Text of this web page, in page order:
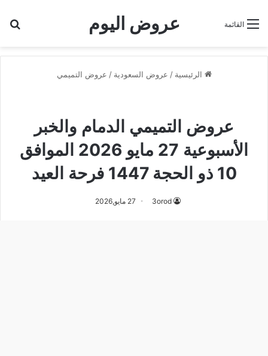
عروض اليوم القائمة
الرئيسية / عروض السعودية / عروض التميمي
عروض التميمي الدمام والخبر
الأسبوعية 27 مايو 2026 الموافق
10 ذو الحجة 1447 فرحة العيد
3orod 27 مايو,2026